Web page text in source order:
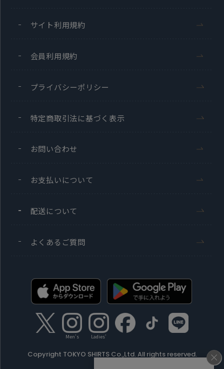
サイト利用規約
会員利用規約
プライバシーポリシー
特定商取引法に基づく表示
お問い合わせ
お支払いについて
配送について
よくあるご質問
Men's Ladies'
Copyright TOKYO SHIRTS Co.,Ltd. All rights reserved.